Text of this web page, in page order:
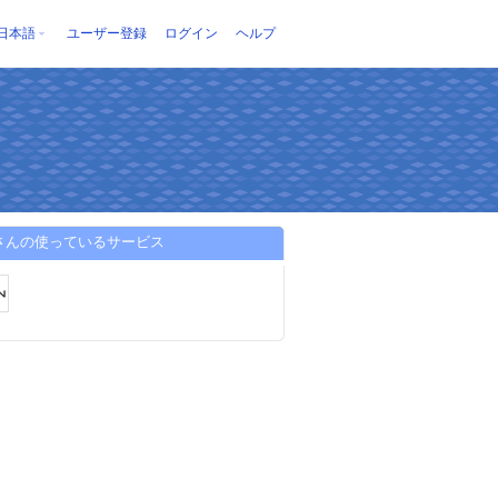
本語 ユーザー登録 ログイン ヘルプ
んの使っているサービス